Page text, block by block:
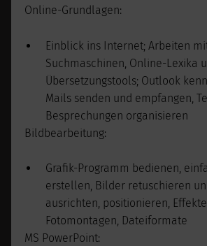
Online-Grundlagen:
Einblick ins Internet; Arbeiten
Suchmaschinen, Online-Lexika
Übersetzungstools; Outlook
Mails senden und empfangen,
Besprechungen organisieren
Bildbearbeitung:
Grafik-Programm bedienen,
erstellen, Bilder retuschieren
ausrichten, positionieren,
Fotomontagen, Dateiformate
MS PowerPoint: